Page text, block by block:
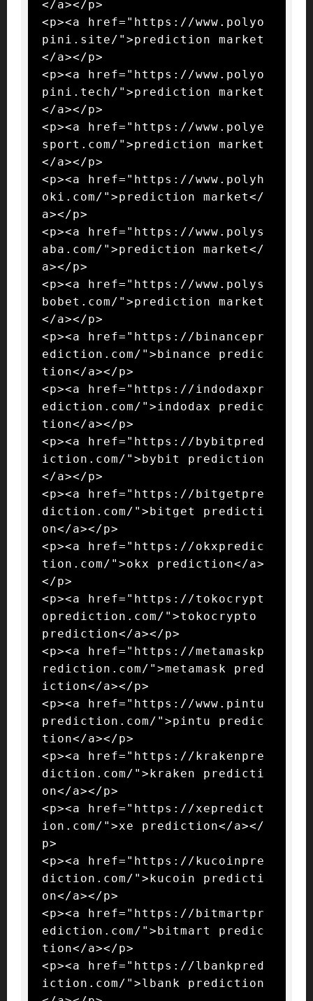
</a></p>
<p><a href="https://www.polyo
pini.site/">prediction market
</a></p>
<p><a href="https://www.polyo
pini.tech/">prediction market
</a></p>
<p><a href="https://www.polye
sport.com/">prediction market
</a></p>
<p><a href="https://www.polyh
oki.com/">prediction market</
a></p>
<p><a href="https://www.polys
aba.com/">prediction market</
a></p>
<p><a href="https://www.polys
bobet.com/">prediction market
</a></p>
<p><a href="https://binancepr
ediction.com/">binance predic
tion</a></p>
<p><a href="https://indodaxpr
ediction.com/">indodax predic
tion</a></p>
<p><a href="https://bybitpred
iction.com/">bybit prediction
</a></p>
<p><a href="https://bitgetpre
diction.com/">bitget predicti
on</a></p>
<p><a href="https://okxpredic
tion.com/">okx prediction</a>
</p>
<p><a href="https://tokocrypt
oprediction.com/">tokocrypto
prediction</a></p>
<p><a href="https://metamaskp
rediction.com/">metamask pred
iction</a></p>
<p><a href="https://www.pintu
prediction.com/">pintu predic
tion</a></p>
<p><a href="https://krakenpre
diction.com/">kraken predicti
on</a></p>
<p><a href="https://xepredict
ion.com/">xe prediction</a></
p>
<p><a href="https://kucoinpre
diction.com/">kucoin predicti
on</a></p>
<p><a href="https://bitmartpr
ediction.com/">bitmart predic
tion</a></p>
<p><a href="https://lbankpred
iction.com/">lbank prediction